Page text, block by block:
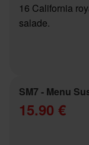
16 California
salade.
SM7 - Menu
15.90 €